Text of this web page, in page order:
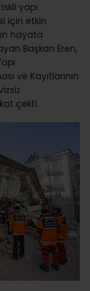
yapı
için etkin
hayata
Başkan Eren,
ve Kayıtlarının
çekti.